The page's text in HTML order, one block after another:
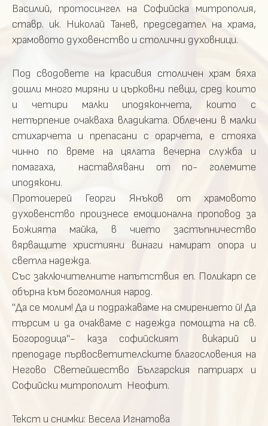
Василий, протосингел на Софийска митрополия,
ставр. ик. Николай Танев, председател на храма,
храмовото духовенство и столични духовници.
Под сводовете на красивия столичен храм бяха
дошли много миряни и църковни певци, сред които
и четири малки иподякончета, които с
нетърпение очакваха владиката. Облечени в малки
стихарчета и препасани с орарчета, е стояха
чинно по време на цялата вечерна служба и
помагаха, наставлявани от по- големите
иподякони.
Протоиерей Георги Янъков от храмовото
духовенство произнесе емоционална проповод за
Божията майка, в чието застъпничество
вярващите християни винаги намират опора и
светла надежда.
Със заключителните напътствия еп. Поликарп се
обърна към богомолния народ.
"Да се молим! Да и подражаваме на смирението й! Да
търсим и да очакваме с надежда помощта на св.
Богородица"- каза софийският викарий и
преподаде първосветителските благословения на
Негово Светейшество Българския патриарх и
Софийски митрополит Неофит.
Текст и снимки: Весела Игнатова